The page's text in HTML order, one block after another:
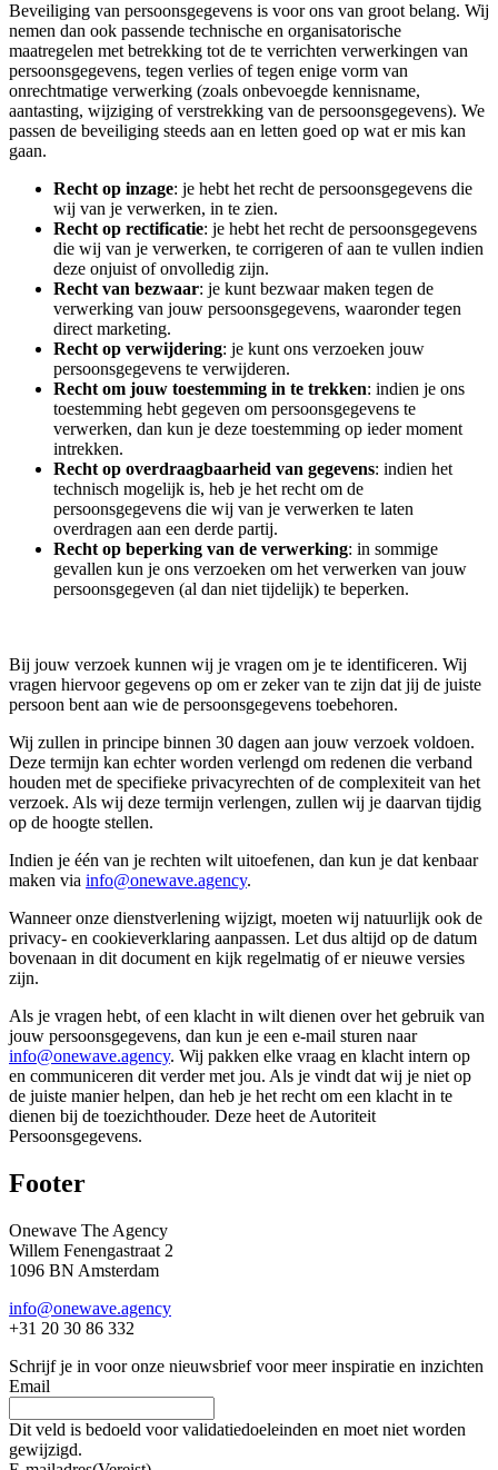
Beveiliging van persoonsgegevens is voor ons van groot belang. Wij
nemen dan ook passende technische en organisatorische
maatregelen met betrekking tot de te verrichten verwerkingen van
persoonsgegevens, tegen verlies of tegen enige vorm van
onrechtmatige verwerking (zoals onbevoegde kennisname,
aantasting, wijziging of verstrekking van de persoonsgegevens). We
passen de beveiliging steeds aan en letten goed op wat er mis kan
gaan.
Recht op inzage: je hebt het recht de persoonsgegevens die
wij van je verwerken, in te zien.
Recht op rectificatie: je hebt het recht de persoonsgegevens
die wij van je verwerken, te corrigeren of aan te vullen indien
deze onjuist of onvolledig zijn.
Recht van bezwaar: je kunt bezwaar maken tegen de
verwerking van jouw persoonsgegevens, waaronder tegen
direct marketing.
Recht op verwijdering: je kunt ons verzoeken jouw
persoonsgegevens te verwijderen.
Recht om jouw toestemming in te trekken: indien je ons
toestemming hebt gegeven om persoonsgegevens te
verwerken, dan kun je deze toestemming op ieder moment
intrekken.
Recht op overdraagbaarheid van gegevens: indien het
technisch mogelijk is, heb je het recht om de
persoonsgegevens die wij van je verwerken te laten
overdragen aan een derde partij.
Recht op beperking van de verwerking: in sommige
gevallen kun je ons verzoeken om het verwerken van jouw
persoonsgegeven (al dan niet tijdelijk) te beperken.
Bij jouw verzoek kunnen wij je vragen om je te identificeren. Wij
vragen hiervoor gegevens op om er zeker van te zijn dat jij de juiste
persoon bent aan wie de persoonsgegevens toebehoren.
Wij zullen in principe binnen 30 dagen aan jouw verzoek voldoen.
Deze termijn kan echter worden verlengd om redenen die verband
houden met de specifieke privacyrechten of de complexiteit van het
verzoek. Als wij deze termijn verlengen, zullen wij je daarvan tijdig
op de hoogte stellen.
Indien je één van je rechten wilt uitoefenen, dan kun je dat kenbaar
maken via info@onewave.agency.
Wanneer onze dienstverlening wijzigt, moeten wij natuurlijk ook de
privacy- en cookieverklaring aanpassen. Let dus altijd op de datum
bovenaan in dit document en kijk regelmatig of er nieuwe versies
zijn.
Als je vragen hebt, of een klacht in wilt dienen over het gebruik van
jouw persoonsgegevens, dan kun je een e-mail sturen naar
info@onewave.agency. Wij pakken elke vraag en klacht intern op
en communiceren dit verder met jou. Als je vindt dat wij je niet op
de juiste manier helpen, dan heb je het recht om een klacht in te
dienen bij de toezichthouder. Deze heet de Autoriteit
Persoonsgegevens.
Footer
Onewave The Agency
Willem Fenengastraat 2
1096 BN Amsterdam
info@onewave.agency
+31 20 30 86 332
Schrijf je in voor onze nieuwsbrief voor meer inspiratie en inzichten
Email
Dit veld is bedoeld voor validatiedoeleinden en moet niet worden
gewijzigd.